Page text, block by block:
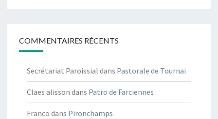
COMMENTAIRES RÉCENTS
Secrétariat Paroissial dans Pastorale de Tournai
Claes alisson dans Patro de Farciennes
Franco dans Pironchamps